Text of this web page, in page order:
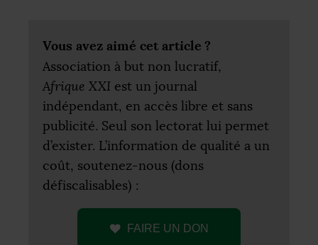
Vous avez aimé cet article ?
Association à but non lucratif,
Afrique XXI est un journal
indépendant, en accès libre et sans
publicité. Seul son lectorat lui permet
d’exister. L’information de qualité a un
coût, soutenez-nous (dons
défiscalisables) :
FAIRE UN DON